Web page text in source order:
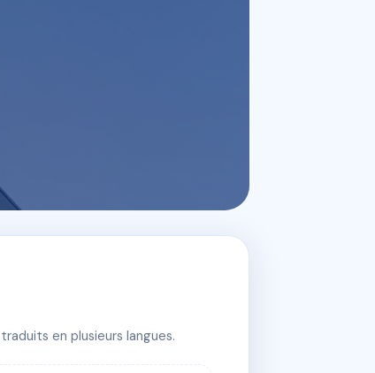
en plusieurs langues.